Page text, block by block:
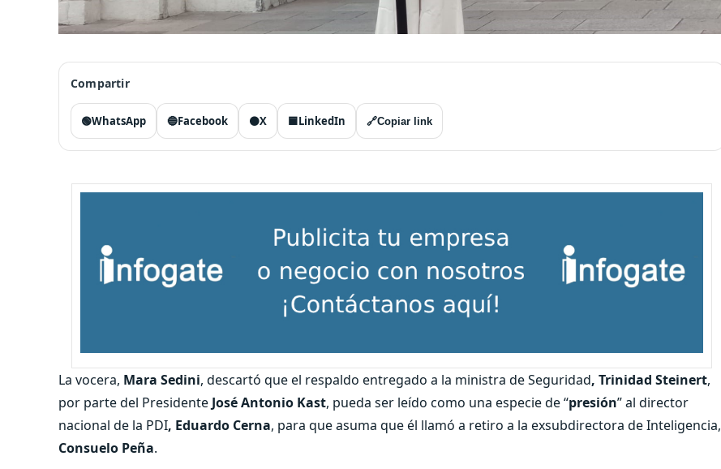
Compartir
🟢WhatsApp 🔵Facebook ⚫X 🟦LinkedIn 🔗Copiar link
La vocera, Mara Sedini, descartó que el respaldo entregado a la ministra de Seguridad, Trinidad Steinert,
por parte del Presidente José Antonio Kast, pueda ser leído como una especie de “presión” al director
nacional de la PDI, Eduardo Cerna, para que asuma que él llamó a retiro a la exsubdirectora de Inteligencia,
Consuelo Peña.